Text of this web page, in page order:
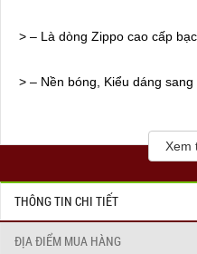
> – Là dòng Zippo cao cấp
> – Nền bóng, Kiểu dáng sang
> – Hàng cao cấp của hãng
Xem
THÔNG TIN CHI TIẾT
ĐỊA ĐIỂM MUA HÀNG